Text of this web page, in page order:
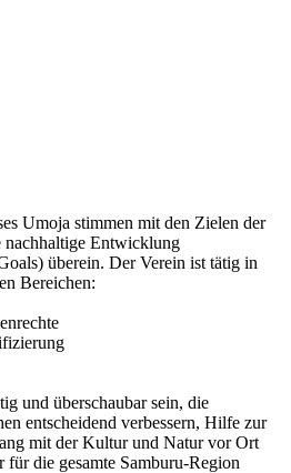
Umoja stimmen mit den Zielen der
nachhaltige Entwicklung
überein. Der Verein ist tätig in
Bereichen:
und überschaubar sein, die
entscheidend verbessern, Hilfe zur
mit der Kultur und Natur vor Ort
für die gesamte Samburu-Region